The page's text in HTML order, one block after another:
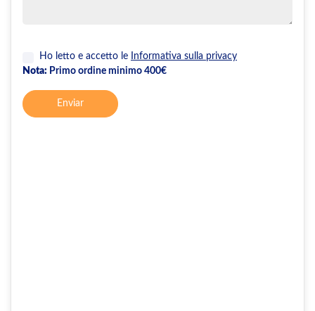
Ho letto e accetto le
Informativa sulla privacy
Nota: Primo ordine minimo 400€
Enviar